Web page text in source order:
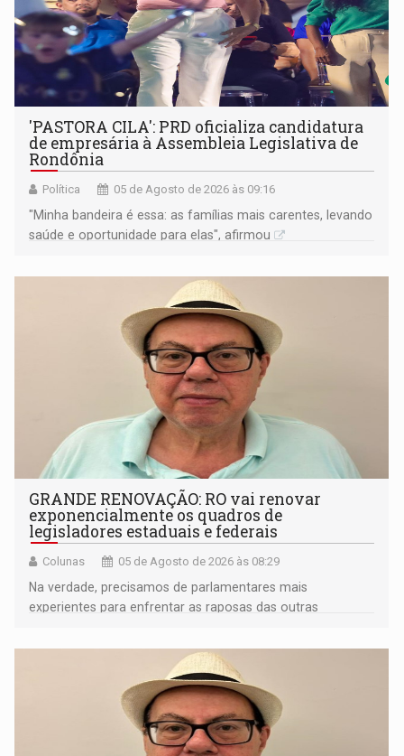
'PASTORA CILA': PRD oficializa candidatura
de empresária à Assembleia Legislativa de
Rondônia
Política 05 de Agosto de 2026 às 09:16
"Minha bandeira é essa: as famílias mais carentes, levando
saúde e oportunidade para elas", afirmou
GRANDE RENOVAÇÃO: RO vai renovar
exponencialmente os quadros de
legisladores estaduais e federais
Colunas 05 de Agosto de 2026 às 08:29
Na verdade, precisamos de parlamentares mais
experientes para enfrentar as raposas das outras